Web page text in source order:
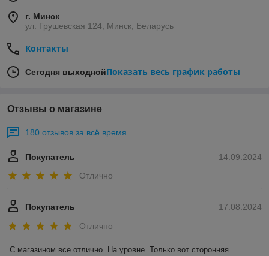
г. Минск
ул. Грушевская 124, Минск, Беларусь
Контакты
Сегодня выходнойПоказать весь график работы
Отзывы о магазине
180 отзывов за всё время
14.09.2024
Покупатель
Отлично
17.08.2024
Покупатель
Отлично
С магазином все отлично. На уровне. Только вот сторонняя